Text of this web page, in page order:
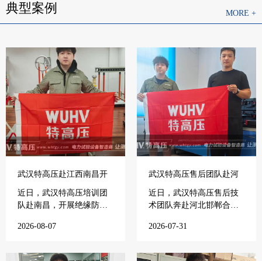
1.我们将按照客户的要求提供相关的技术培训和技术资料
同约定
3.我们保证在15分钟内进行电话指导，由您自行排除设备的
简单故障
典型案例 MORE +
武汉特高压赴江西南昌开
展专项培训
近日，武汉特高压培训团
队赴南昌，开展绝缘防护
2026-08-07
武汉特高压售后团队赴河
北邯郸开展电力培训
近日，武汉特高压售后技
术团队奔赴河北邯郸合作
2026-07-31